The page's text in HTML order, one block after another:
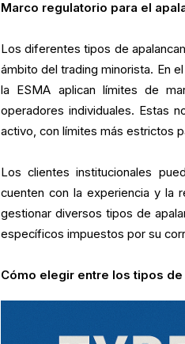
Marco regulatorio para el
Los diferentes tipos de
ámbito del trading minorista. En
la ESMA aplican límites de
operadores individuales. Estas
activo, con límites más estrictos
Los clientes institucionales
cuenten con la experiencia y la
gestionar diversos tipos de
específicos impuestos por su
Cómo elegir entre los tipos